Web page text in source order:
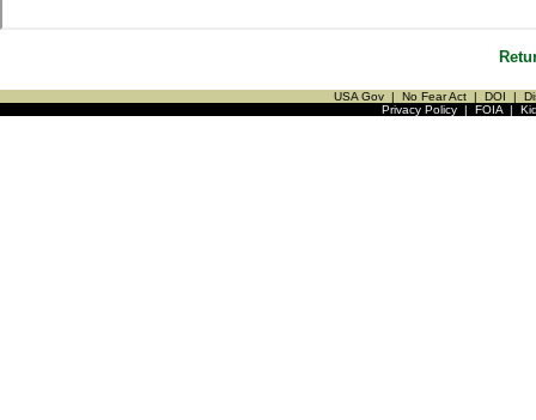
USA Gov | No Fear Act | DOI |
Privacy Policy| FOIA|